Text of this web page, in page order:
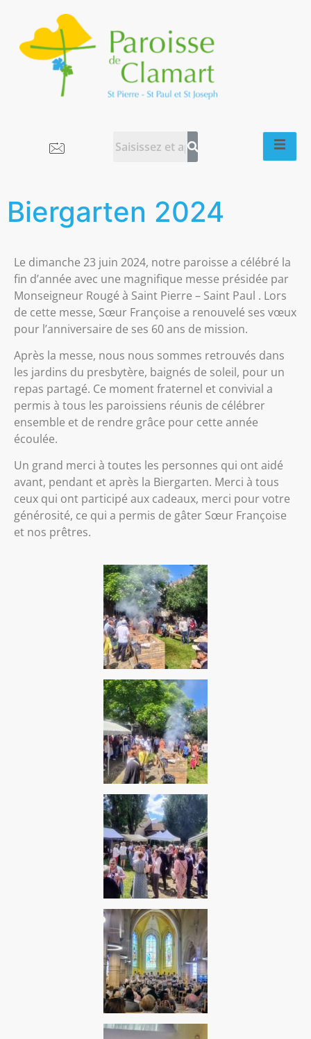
Biergarten 2024
Le dimanche 23 juin 2024, notre paroisse a célébré la
fin d’année avec une magnifique messe présidée par
Monseigneur Rougé à Saint Pierre – Saint Paul . Lors
de cette messe, Sœur Françoise a renouvelé ses vœux
pour l’anniversaire de ses 60 ans de mission.
Après la messe, nous nous sommes retrouvés dans
les jardins du presbytère, baignés de soleil, pour un
repas partagé. Ce moment fraternel et convivial a
permis à tous les paroissiens réunis de célébrer
ensemble et de rendre grâce pour cette année
écoulée.
Un grand merci à toutes les personnes qui ont aidé
avant, pendant et après la Biergarten. Merci à tous
ceux qui ont participé aux cadeaux, merci pour votre
générosité, ce qui a permis de gâter Sœur Françoise
et nos prêtres.